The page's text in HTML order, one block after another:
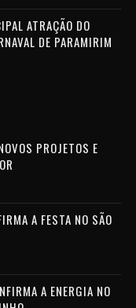
ATRAÇÃO DO
DE PARAMIRIM
PROJETOS E
A FESTA NO SÃO
A ENERGIA NO